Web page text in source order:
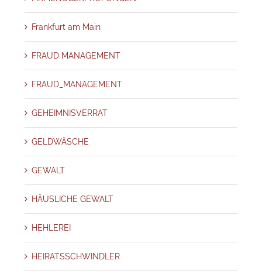
Frankfurt am Main
FRAUD MANAGEMENT
FRAUD_MANAGEMENT
GEHEIMNISVERRAT
GELDWÄSCHE
GEWALT
HÄUSLICHE GEWALT
HEHLEREI
HEIRATSSCHWINDLER